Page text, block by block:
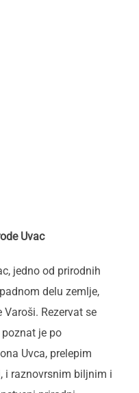
Uvac
jedno od prirodnih
delu zemlje,
Rezervat se
je po
Uvca, prelepim
i raznovrsnim biljnim i